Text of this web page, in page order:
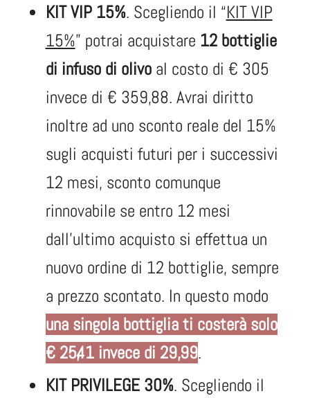
KIT VIP 15%. Scegliendo il “KIT VIP
15%” potrai acquistare 12 bottiglie
di infuso di olivoal costo di € 305
invece di € 359,88. Avrai diritto
inoltre ad uno sconto reale del 15%
sugli acquisti futuri per i successivi
12 mesi, sconto comunque
rinnovabile se entro 12 mesi
dall’ultimo acquisto si effettua un
nuovo ordine di 12 bottiglie, sempre
a prezzo scontato. In questo modo
una singola bottiglia ti costerà solo
€ 25,41 invece di 29,99.
KIT PRIVILEGE 30%. Scegliendo il